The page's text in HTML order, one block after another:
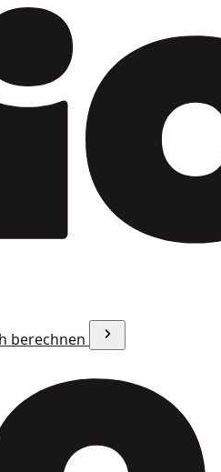
berechnen